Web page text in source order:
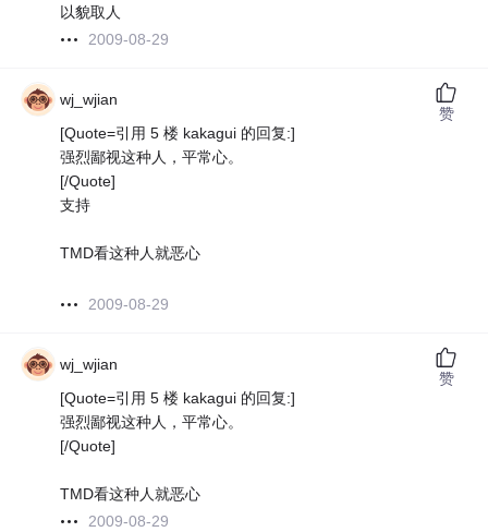
以貌取人
2009-08-29
wj_wjian
[Quote=引用 5 楼 kakagui 的回复:]
强烈鄙视这种人，平常心。
[/Quote]
支持
TMD看这种人就恶心
2009-08-29
赞
wj_wjian
[Quote=引用 5 楼 kakagui 的回复:]
强烈鄙视这种人，平常心。
[/Quote]
TMD看这种人就恶心
2009-08-29
赞